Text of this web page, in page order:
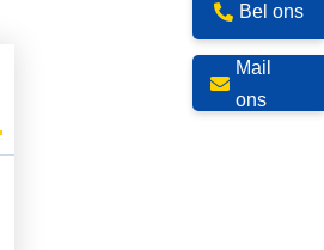
Bel ons
Mail
ons